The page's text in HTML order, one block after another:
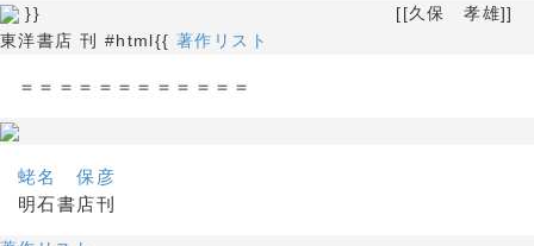
}} [[久保 孝雄]]
東洋書店 刊 #html{{ 著作リスト
＝＝＝＝＝＝＝＝＝＝＝＝
蛯名 保彦
明石書店刊